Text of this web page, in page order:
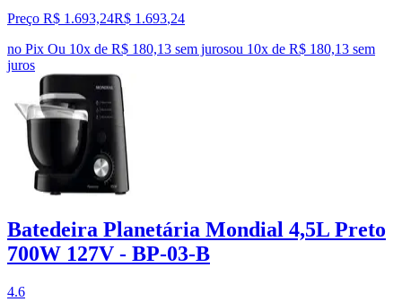
Preço R$ 1.693,24R$ 1.693,24
no Pix Ou 10x de R$ 180,13 sem jurosou 10x de R$ 180,13 sem
juros
Batedeira Planetária Mondial 4,5L Preto
700W 127V - BP-03-B
4.6